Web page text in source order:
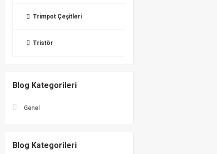
Trimpot Çeşitleri
Tristör
Blog Kategorileri
Genel
Blog Kategorileri